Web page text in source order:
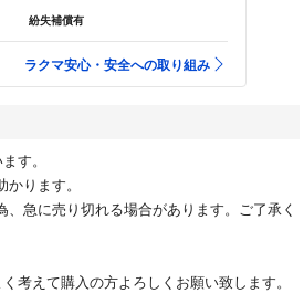
紛失補償有
ラクマ安心・安全への取り組み
す。
ります。
急に売り切れる場合があります。ご了承く
考えて購入の方よろしくお願い致します。